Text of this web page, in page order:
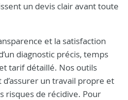
un devis clair avant toute
et la satisfaction
diagnostic précis, temps
tarif détaillé. Nos outils
un travail propre et
risques de récidive. Pour